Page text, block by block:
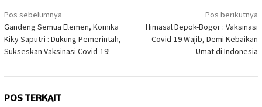
Navigasi
pos
Pos sebelumnya
Gandeng Semua Elemen, Komika
Kiky Saputri : Dukung Pemerintah,
Sukseskan Vaksinasi Covid-19!
Pos berikutnya
Himasal Depok-Bogor : Vaksinasi
Covid-19 Wajib, Demi Kebaikan
Umat di Indonesia
POS TERKAIT